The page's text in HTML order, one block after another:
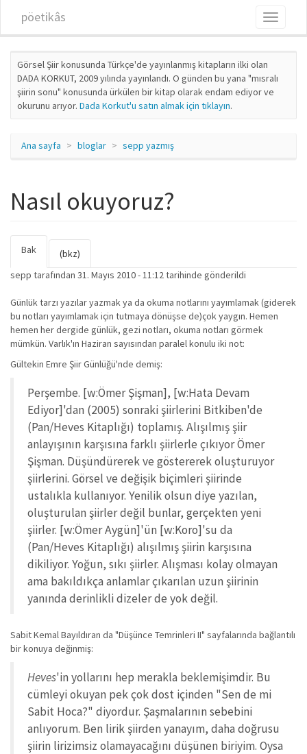
pöetikâs
Toggle
Görsel Şiir konusunda Türkçe'de yayınlanmış kitapların ilki olan
DADA KORKUT, 2009 yılında yayınlandı. O günden bu yana "mısralı
şiirin sonu" konusunda ürkülen bir kitap olarak endam ediyor ve
okurunu arıyor. Dada Korkut'u satın almak için tıklayın.
Ana sayfa bloglar sepp yazmış
Nasıl okuyoruz?
Birincil sekmeler
Bak
sekme)
(bkz)
sepp tarafından 31. Mayıs 2010 - 11:12 tarihinde gönderildi
Günlük tarzı yazılar yazmak ya da okuma notlarını yayımlamak (giderek
bu notları yayımlamak için tutmaya dönüşse de)çok yaygın. Hemen
hemen her dergide günlük, gezi notları, okuma notları görmek
mümkün. Varlık'ın Haziran sayısından paralel konulu iki not:
Gültekin Emre Şiir Günlüğü'nde demiş:
Perşembe. [w:Ömer Şişman], [w:Hata Devam
Ediyor]'dan (2005) sonraki şiirlerini Bitkiben'de
(Pan/Heves Kitaplığı) toplamış. Alışılmış şiir
anlayışının karşısına farklı şiirlerle çıkıyor Ömer
Şişman. Düşündürerek ve göstererek oluşturuyor
şiirlerini. Görsel ve değişik biçimleri şiirinde
ustalıkla kullanıyor. Yenilik olsun diye yazılan,
oluşturulan şiirler değil bunlar, gerçekten yeni
şiirler. [w:Ömer Aygün]'ün [w:Koro]'su da
(Pan/Heves Kitaplığı) alışılmış şiirin karşısına
dikiliyor. Yoğun, sıkı şiirler. Alışması kolay olmayan
ama bakıldıkça anlamlar çıkarılan uzun şiirinin
yanında derinlikli dizeler de yok değil.
Sabit Kemal Bayıldıran da "Düşünce Temrinleri II" sayfalarında bağlantılı
bir konuya değinmiş:
Heves'in yollarını hep merakla beklemişimdir. Bu
cümleyi okuyan pek çok dost içinden "Sen de mi
Sabit Hoca?" diyordur. Şaşmalarının sebebini
anlıyorum. Ben lirik şiirden yanayım, daha doğrusu
şiirin lirizimsiz olamayacağını düşünen biriyim. Oysa